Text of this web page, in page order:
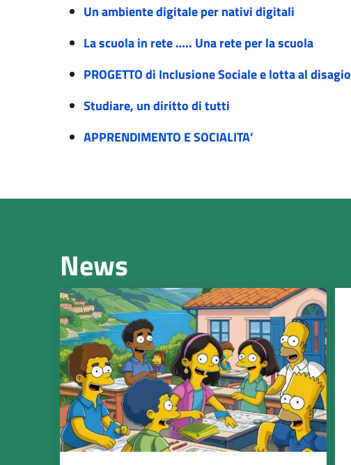
Un ambiente digitale per nativi digitali
La scuola in rete ….. Una rete per la scuola
PROGETTO di Inclusione Sociale e lotta al disagio
Studiare, un diritto di tutti
APPRENDIMENTO E SOCIALITA’
News